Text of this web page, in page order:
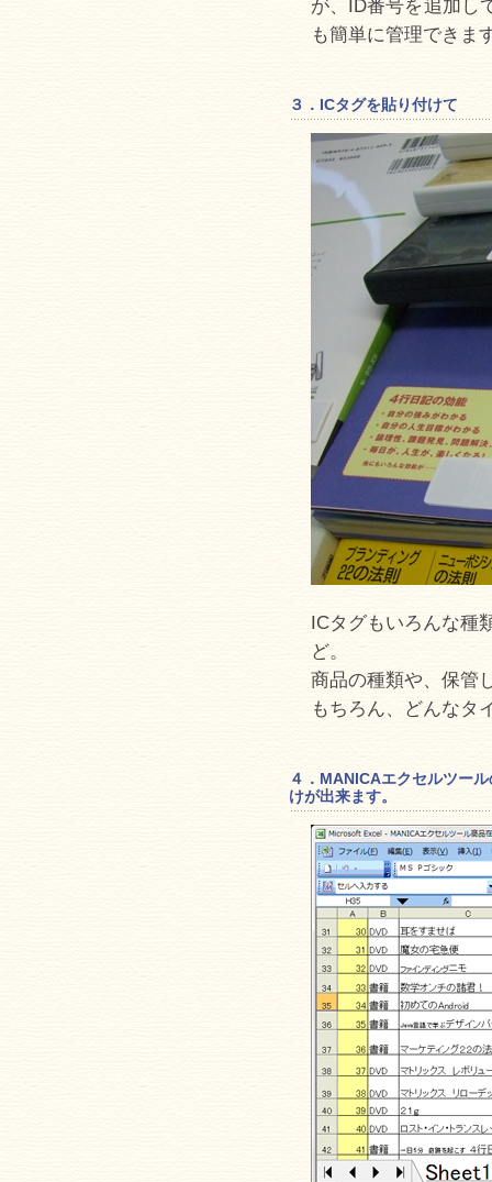
が、ID番号を追加し
も簡単に管理できま
３．ICタグを貼り付けて
ICタグもいろんな種
ど。
商品の種類や、保管
もちろん、どんなタ
４．MANICAエクセルツー
けが出来ます。